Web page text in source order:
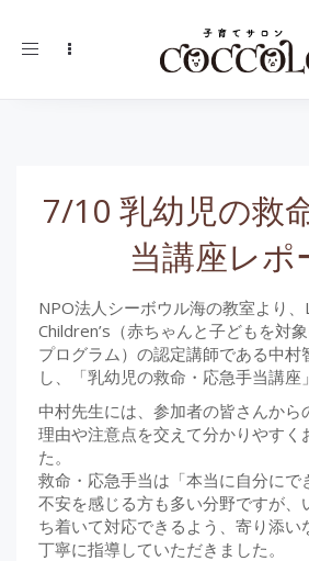
Toggle
7/10 乳幼児の救
当講座レポ
NPO法人シーボウル海の教室より、
Children’s（赤ちゃんと子どもを対
プログラム）の認定講師である中村
し、「乳幼児の救命・応急手当講座
中村先生には、参加者の皆さんから
理由や注意点を交えて分かりやすく
た。
救命・応急手当は「本当に自分にで
不安を感じる方も多い分野ですが、
ち着いて対応できるよう、寄り添い
丁寧に指導していただきました。